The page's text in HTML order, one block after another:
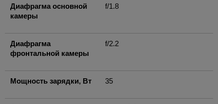
Диафрагма основной
камеры
f/1.8
Диафрагма
фронтальной камеры
f/2.2
Мощность зарядки, Вт 35